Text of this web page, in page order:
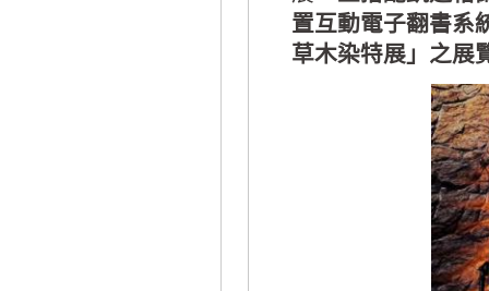
置互動電子翻書系
草木染特展」之展